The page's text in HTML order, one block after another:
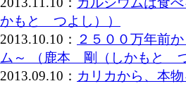
かもと つよし））
2013.10.10：
２５００万年前
ム～ （鹿本 剛（しかもと
2013.09.10： カリカから、本